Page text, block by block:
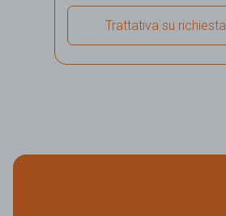
Trattativa su richiesta